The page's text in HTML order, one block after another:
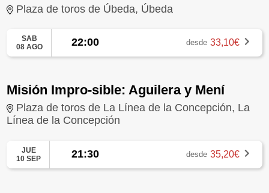
Plaza de toros de Úbeda, Úbeda
SAB
08 AGO
22:00 desde 33,10€
Misión Impro-sible: Aguilera y Mení
Plaza de toros de La Línea de la Concepción, La
Línea de la Concepción
JUE
10 SEP
21:30 desde 35,20€